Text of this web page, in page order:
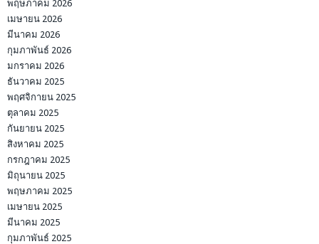
พฤษภาคม 2026
เมษายน 2026
มีนาคม 2026
กุมภาพันธ์ 2026
มกราคม 2026
ธันวาคม 2025
พฤศจิกายน 2025
ตุลาคม 2025
กันยายน 2025
สิงหาคม 2025
กรกฎาคม 2025
มิถุนายน 2025
พฤษภาคม 2025
เมษายน 2025
มีนาคม 2025
กุมภาพันธ์ 2025